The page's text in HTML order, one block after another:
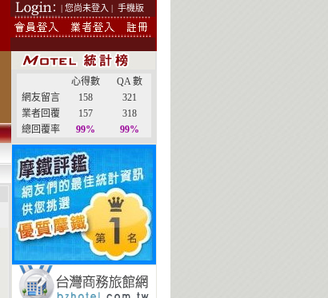
| 您尚未登入 | 手機版
心得數
QA 數
網友留言
158
321
業者回覆
157
318
總回覆率
99% 99%